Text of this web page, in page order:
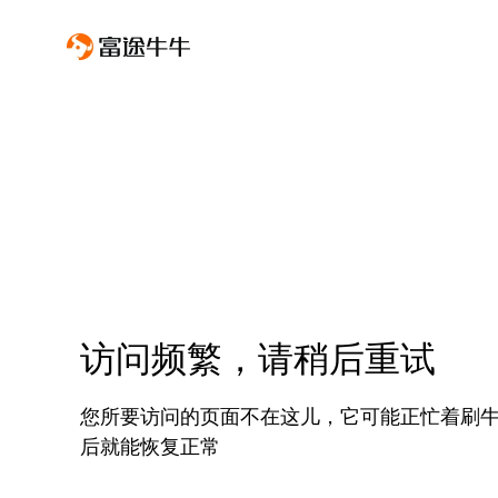
访问频繁，请稍后重试
您所要访问的页面不在这儿，它可能正忙着刷
后就能恢复正常